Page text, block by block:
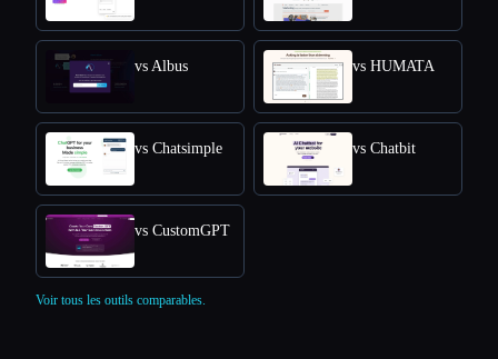
vs Albus vs HUMATA
vs Chatsimple vs Chatbit
vs CustomGPT
Voir tous les outils comparables.